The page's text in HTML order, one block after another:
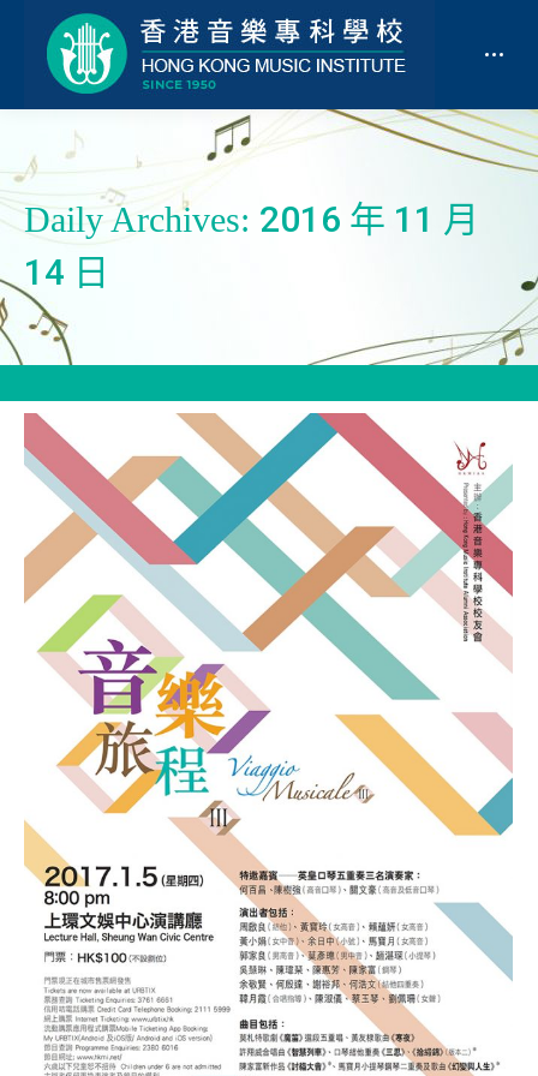
Daily Archives: 2016 年 11 月
14 日